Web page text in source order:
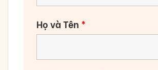
Họ và Tên *